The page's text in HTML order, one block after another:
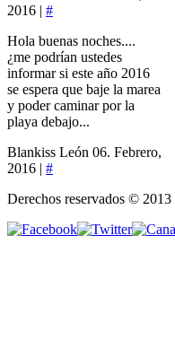
2016 | #
Hola buenas noches....
¿me podrían ustedes
informar si este año 2016
se espera que baje la marea
y poder caminar por la
playa debajo...
Blankiss León 06. Febrero,
2016 | #
Derechos reservados © 2013